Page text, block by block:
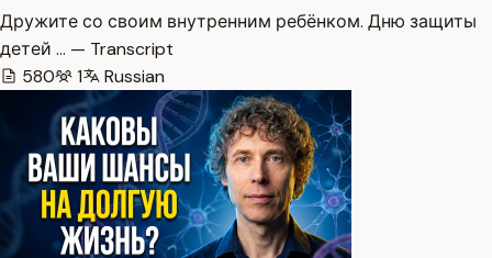
Дружите со своим внутренним ребёнком. Дню защиты
детей … — Transcript
580
1 Russian